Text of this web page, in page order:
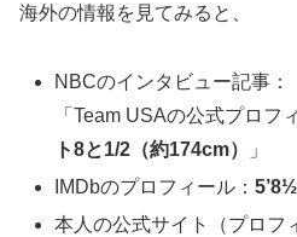
海外の情報を見てみると、
NBCのインタビュー記事：
「Team USAの公式プロフ
ト8と1/2（約174cm）
」
IMDbのプロフィール：
本人の公式サイト（プロフ